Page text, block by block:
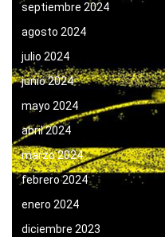
septiembre 2024
agosto 2024
julio 2024
junio 2024
mayo 2024
abril 2024
marzo 2024
febrero 2024
enero 2024
diciembre 2023